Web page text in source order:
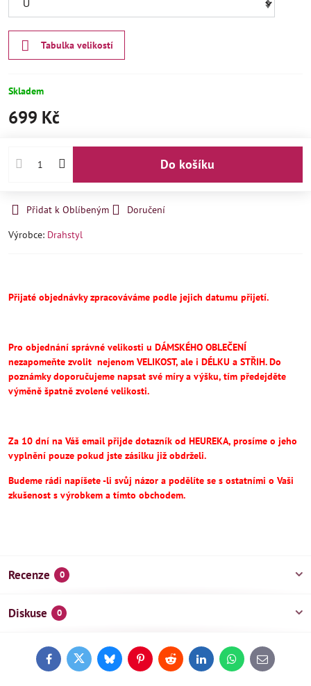
Tabulka velikostí
Skladem
699 Kč
Do košíku
Přidat k Oblíbeným
Doručení
Výrobce: Drahstyl
Přijaté objednávky zpracováváme podle jejich datumu přijetí.
Pro objednání správné velikosti u DÁMSKÉHO OBLEČENÍ
nezapomeňte zvolit nejenom VELIKOST, ale i DÉLKU a STŘIH.Do
poznámky doporučujeme napsat své míry a výšku, tím předejděte
výměně špatně zvolené velikosti.
Za 10 dní na Váš email přijde dotazník od HEUREKA, prosíme o jeho
vyplnění pouze pokud jste zásilku již obdrželi.
Budeme rádi napíšete -li svůj názor a podělíte se s ostatními o Vaši
zkušenost s výrobkem a tímto obchodem.
Recenze 0
Diskuse 0
FacebookTwitterBlueskyPinterestReddit LinkedInWhatsApp
E-
mail